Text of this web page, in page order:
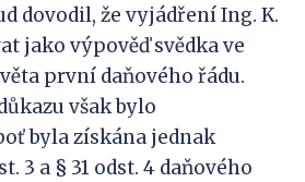
dovodil, že vyjádření Ing. K.
jako výpověď svědka ve
první daňového řádu.
však bylo
byla získána jednak
3 a § 31 odst. 4 daňového